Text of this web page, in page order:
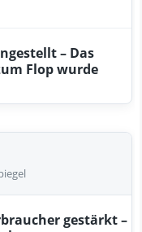
– Das
Flop wurde
gestärkt –